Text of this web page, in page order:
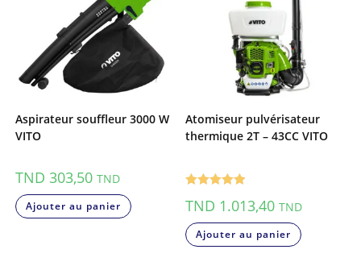
Aspirateur souffleur 3000 W
VITO
TND 303,50 TND
Ajouter au panier
Atomiseur pulvérisateur
thermique 2T – 43CC VITO
sur 5
TND 1.013,40 TND
Ajouter au panier